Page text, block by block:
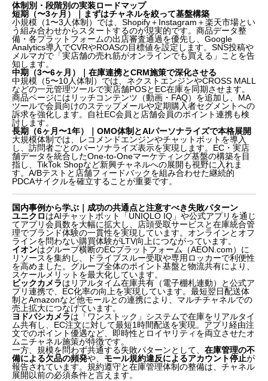
体制別・段階別の実装ロードマップ
短期（〜3ヶ月）｜まずはチャネルを絞って基盤構築
小規模（1〜3人体制）では、Shopify＋Instagram＋楽天市場とい
う組み合わせからスタートするのが現実的です。商品データ整
備・各プラットフォームの出店審査通過を優先し、Google
Analytics導入でCVRやROASの目標値を設定します。SNS投稿や
メルマガで「実店舗の売れ筋がオンラインでも買える」ことを告
知します。
中期（3〜6ヶ月）｜在庫連携とCRM施策で深化させる
中規模（5〜10人体制）では、ネクストエンジンやCROSS MALL
などの一元管理ツールで実店舗POSとEC在庫を同期させます。
商品ページにはリッチコンテンツ（動画・FAQ）を追加し、MA
ツールで会員向けのステップメールや定期購入者セグメントへの
訴求を強化します。自社EC会員と店舗会員のポイント連携も検
討します。
長期（6ヶ月〜1年）｜OMO体制とAIパーソナライズで本格展開
大規模体制では、レコメンドエンジンやチャットボットを導入
し、訪問者ごとのパーソナライズ表示を実現します。EC・実店
舗データを統合したOne-to-Oneマーケティング基盤の構築を目
指し、TikTok Shopなど新興チャネルへの展開も視野に入れま
す。A/Bテストと店舗フィードバックを組み合わせた継続的
PDCAサイクルを確立することが重要です。
国内事例から学ぶ｜成功の共通点と注意すべき失敗パターン
ユニクロはAIチャットボット「UNIQLO IQ」や公式アプリを通じ
てアプリ会員数を大幅に拡大し、店頭受取サービスと在庫統合管
理でブランド体験の一貫性を実現しています。オンラインとオフ
ラインを問わない購買体験がLTV向上につながっています。
イオンはグループ横断のECプラットフォーム（AEON.com）に
リソースを集約し、ドライブスルー受取や専用ロッカーで利便性
を高めました。グループ全体のポイント基盤と物流共有により、
スケールメリットを最大化しています。
ビックカメラはリアルタイム在庫共有（電子棚札連動）と公式ア
プリ連携で、EC化率の向上を実現しています。最短翌日配送体
制とAmazonなど他モールとの連携により、マルチチャネルでの
売上拡大につなげています。
ヨドバシカメラは「ワンストック」システムで在庫をリアルタイ
ム共有し、EC注文に対して最短1時間配送を実現。アプリ経由注
文でのポイント優遇など、即時性とロイヤリティを両立させたオ
ムニチャネル施策が特徴です。
一方、規模を問わず共通する失敗パターンとして、 在庫管理の不
備による欠品の頻発や、 モール規約違反によるアカウント停止が
報告されています。規約遵守と在庫管理体制の整備は、チャネル
展開以前の必須条件と言えます。